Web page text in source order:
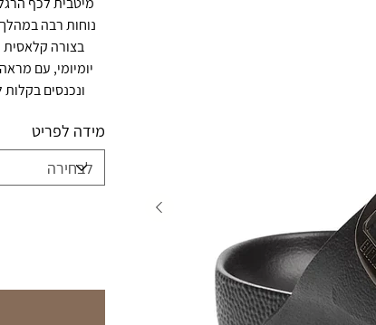
נוחות רבה
בצורה קלאסית
יומיומי, עם
ונכנסים בקלות
מידה לפריט